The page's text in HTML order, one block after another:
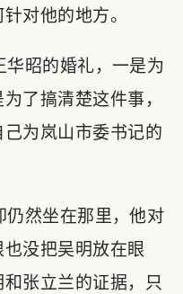
对他的地方。
昭的婚礼，一是为
了搞清楚这件事，
为岚山市委书记的
然坐在那里，他对
没把吴明放在眼
张立兰的证据，只